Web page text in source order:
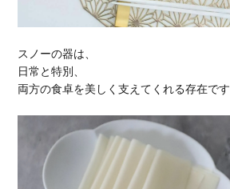
スノーの器は、
日常と特別、
両方の食卓を美しく支えてくれる存在です